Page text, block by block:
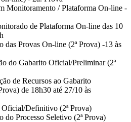
Monitoramento / Plataforma On-line -
de Plataforma On-line das 10
das Provas On-line (2ª Prova) -13 às
do Gabarito Oficial/Preliminar (2ª
de Recursos ao Gabarito
de 18h30 até 27/10 às
Definitivo (2ª Prova)
do Processo Seletivo (2ª Prova)